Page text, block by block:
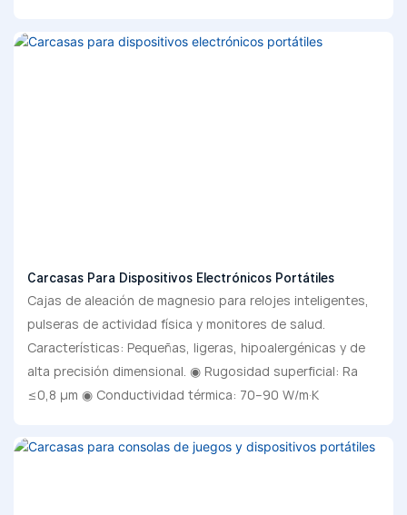
Carcasas Para Dispositivos Electrónicos Portátiles
Cajas de aleación de magnesio para relojes inteligentes,
pulseras de actividad física y monitores de salud.
Características: Pequeñas, ligeras, hipoalergénicas y de
alta precisión dimensional. ◉ Rugosidad superficial: Ra
≤0,8 μm ◉ Conductividad térmica: 70–90 W/m·K